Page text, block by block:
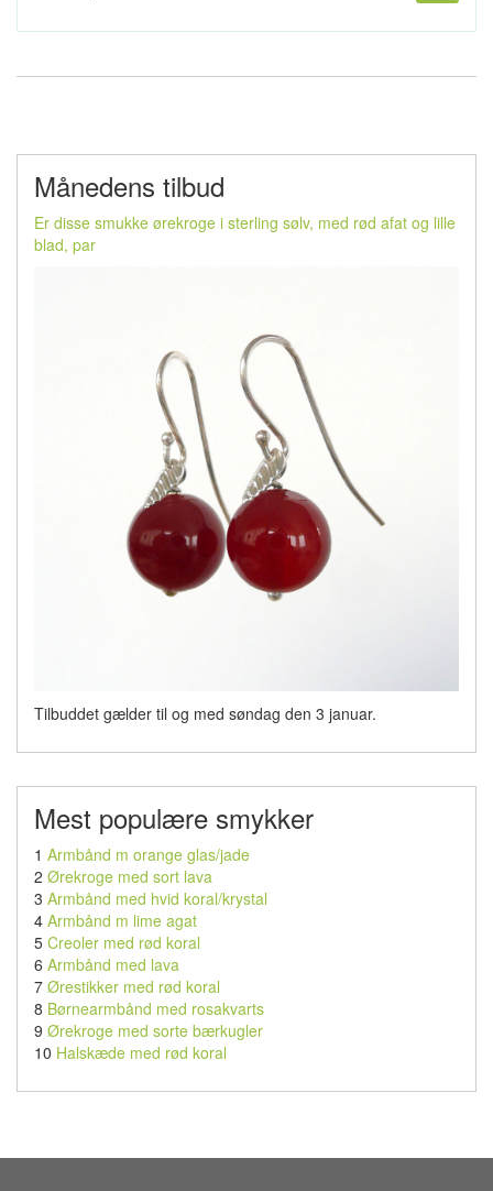
Månedens tilbud
Er disse smukke ørekroge i sterling sølv, med rød afat og lille
blad, par
Tilbuddet gælder til og med søndag den 3 januar.
Mest populære smykker
1 Armbånd m orange glas/jade
2 Ørekroge med sort lava
3 Armbånd med hvid koral/krystal
4 Armbånd m lime agat
5 Creoler med rød koral
6 Armbånd med lava
7 Ørestikker med rød koral
8 Børnearmbånd med rosakvarts
9 Ørekroge med sorte bærkugler
10 Halskæde med rød koral